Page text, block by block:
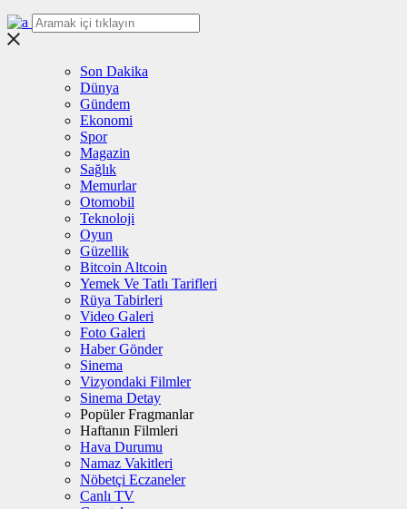
Son Dakika
Dünya
Gündem
Ekonomi
Spor
Magazin
Sağlık
Memurlar
Otomobil
Teknoloji
Oyun
Güzellik
Bitcoin Altcoin
Yemek Ve Tatlı Tarifleri
Rüya Tabirleri
Video Galeri
Foto Galeri
Haber Gönder
Sinema
Vizyondaki Filmler
Sinema Detay
Popüler Fragmanlar
Haftanın Filmleri
Hava Durumu
Namaz Vakitleri
Nöbetçi Eczaneler
Canlı TV